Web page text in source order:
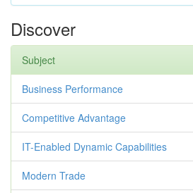
Discover
Subject
Business Performance
Competitive Advantage
IT-Enabled Dynamic Capabilities
Modern Trade